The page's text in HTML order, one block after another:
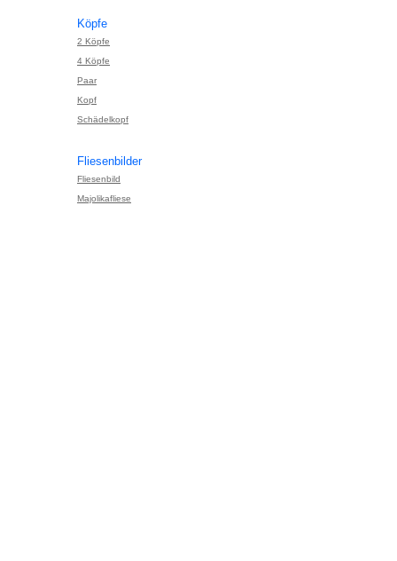
Köpfe
2 Köpfe
4 Köpfe
Paar
Kopf
Schädelkopf
Fliesenbilder
Fliesenbild
Majolikafliese